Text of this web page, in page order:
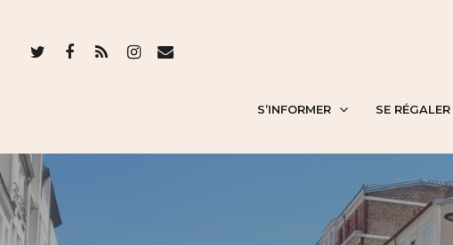
S’INFORMER SE RÉGALER